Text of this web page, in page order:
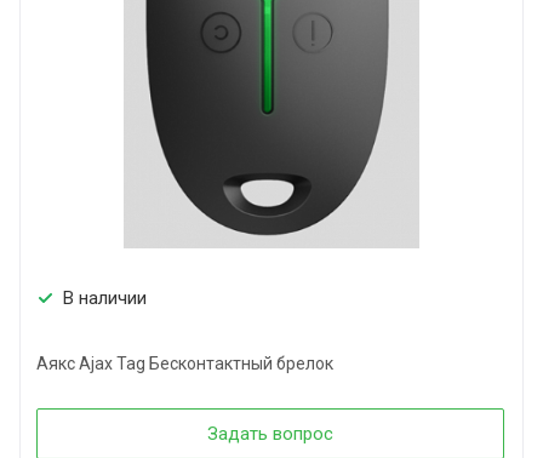
В наличии
Аякс Ajax Tag Бесконтактный брелок
Задать вопрос